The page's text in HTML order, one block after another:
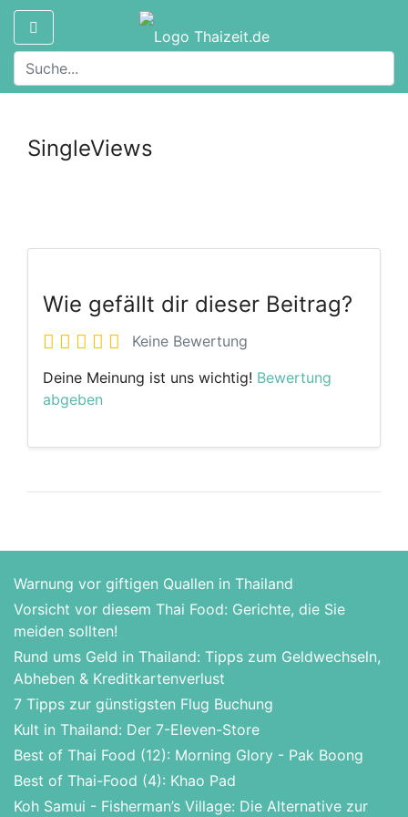
SingleViews
Wie gefällt dir dieser Beitrag?
Keine Bewertung
Deine Meinung ist uns wichtig! Bewertung
abgeben
Warnung vor giftigen Quallen in Thailand
Vorsicht vor diesem Thai Food: Gerichte, die Sie
meiden sollten!
Rund ums Geld in Thailand: Tipps zum Geldwechseln,
Abheben & Kreditkartenverlust
7 Tipps zur günstigsten Flug Buchung
Kult in Thailand: Der 7-Eleven-Store
Best of Thai Food (12): Morning Glory - Pak Boong
Best of Thai-Food (4): Khao Pad
Koh Samui - Fisherman’s Village: Die Alternative zur